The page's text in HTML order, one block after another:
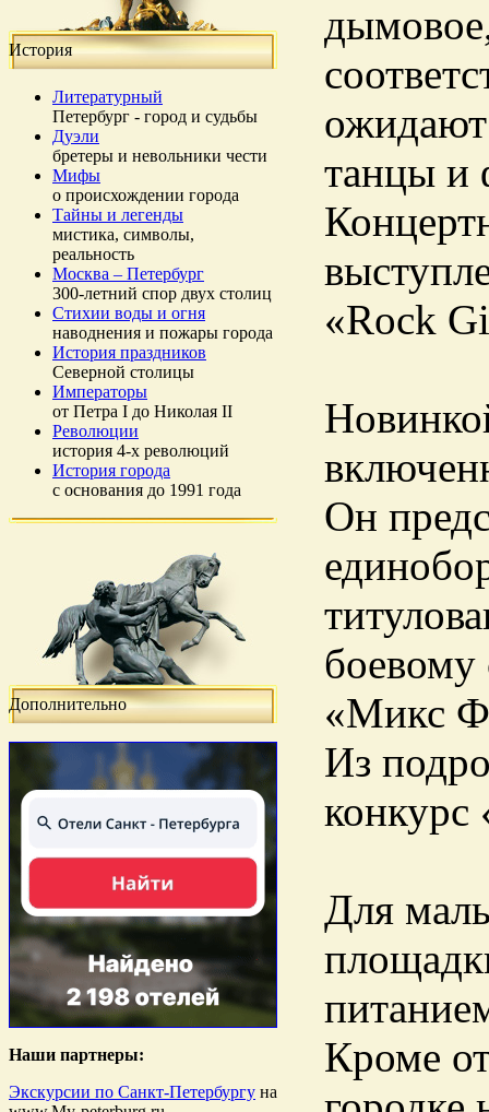
История
Литературный
Петербург - город и судьбы
Дуэли
бретеры и невольники чести
Мифы
о происхождении города
Тайны и легенды
мистика, символы,
реальность
Москва – Петербург
300-летний спор двух столиц
Стихии воды и огня
наводнения и пожары города
История праздников
Северной столицы
Императоры
от Петра I до Николая II
Революции
история 4-х революций
История города
с основания до 1991 года
Дополнительно
Наши партнеры:
Экскурсии по Санкт-Петербургу на
ожидают
танцы и
«Rock
Он
боевому
«Микс
Из
конкурс
Для
Кроме